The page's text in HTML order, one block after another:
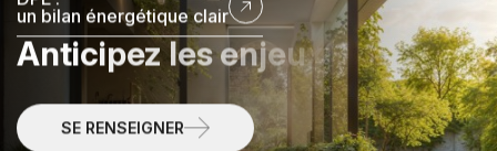
un bilan énergétique clair
Anticipezlesenjeux
é ti qu e dès aujo urd’hui
SE RENSEIGNER